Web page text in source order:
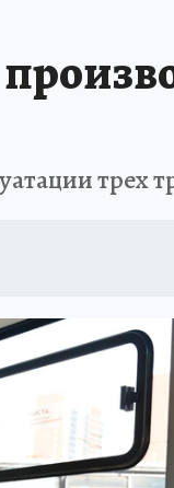
трех